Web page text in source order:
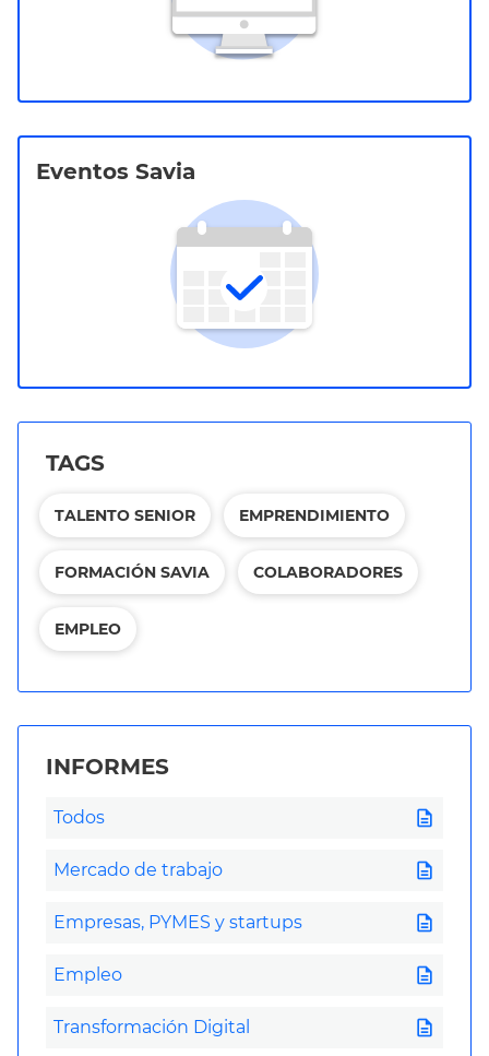
Eventos Savia
TAGS
TALENTO SENIOR EMPRENDIMIENTO
FORMACIÓN SAVIA COLABORADORES
EMPLEO
INFORMES
Todos description
Mercado de trabajo description
Empresas, PYMES y startups description
Empleo description
Transformación Digital description